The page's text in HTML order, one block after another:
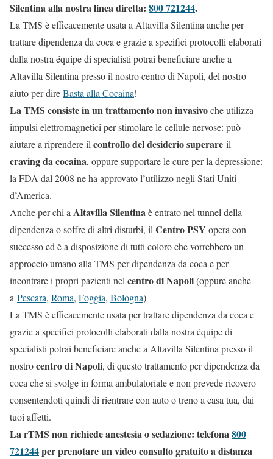
Silentina alla nostra linea diretta: 800 721244.
La TMS è efficacemente usata a Altavilla Silentina anche per
trattare dipendenza da coca e grazie a specifici protocolli elaborati
dalla nostra équipe di specialisti potrai beneficiare anche a
Altavilla Silentina presso il nostro centro di Napoli, del nostro
aiuto per direBasta alla Cocaina!
La TMS consiste in un trattamento non invasivoche utilizza
impulsi elettromagnetici per stimolare le cellule nervose: può
aiutare a riprendere ilcontrollo del desiderio superare il
craving da cocaina, oppure supportare le cure per la depressione:
la FDA dal 2008 ne ha approvato l’utilizzo negli Stati Uniti
d’America.
Anche per chi aAltavilla Silentinaè entrato nel tunnel della
dipendenza o soffre di altri disturbi, ilCentro PSY opera con
successo ed è a disposizione di tutti coloro che vorrebbero un
approccio umano alla TMS per dipendenza da coca e per
incontrare i propri pazienti nelcentro di Napoli(oppure anche
a Pescara, Roma, Foggia, Bologna)
La TMS è efficacemente usata per trattare dipendenza da coca e
grazie a specifici protocolli elaborati dalla nostra équipe di
specialisti potrai beneficiare anche a Altavilla Silentina presso il
nostrocentro di Napoli, di questo trattamento per dipendenza da
coca che si svolge in forma ambulatoriale e non prevede ricovero
consentendoti quindi di rientrare con auto o treno a casa tua, dai
tuoi affetti.
La rTMS non richiede anestesia o sedazione: telefona800
721244per prenotare un video consulto gratuito a distanza